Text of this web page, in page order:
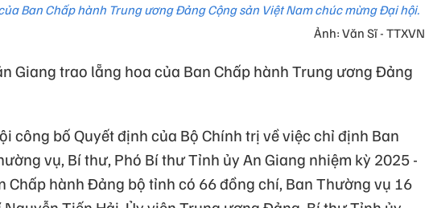
Ban Chấp hành Trung ương Đảng Cộng sản Việt Nam chúc mừng Đại hội.
Ảnh: Văn Sĩ - TTXVN
Giang trao lẵng hoa của Ban Chấp hành Trung ương Đảng
công bố Quyết định của Bộ Chính trị về việc chỉ định Ban
vụ, Bí thư, Phó Bí thư Tỉnh ủy An Giang nhiệm kỳ 2025 -
Chấp hành Đảng bộ tỉnh có 66 đồng chí, Ban Thường vụ 16